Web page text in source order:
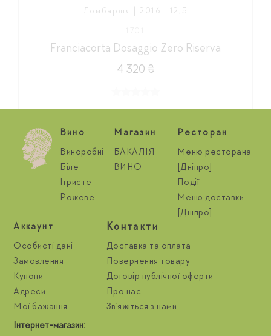
Ломбардія | 2016 | 12,5
Franciacorta Dosaggio Zero Riserva
4 320 ₴
Вино
Виноробні
Біле
Ігристе
Рожеве
Магазин
БАКАЛІЯ
ВИНО
Ресторан
Меню ресторана
[Дніпро]
Події
Меню доставки
[Дніпро]
Aккаунт
Особисті дані
Замовлення
Купони
Адреси
Мої бажання
Контакти
Доставка та оплата
Повернення товару
Договір публічної оферти
Про нас
Зв'яжіться з нами
Інтернет-магазин: